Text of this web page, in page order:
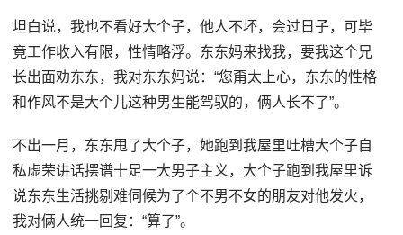
坦白说，我也不看好大个子，他人不坏，会过日子，可毕
竟工作收入有限，性情略浮。东东妈来找我，要我这个兄
长出面劝东东，我对东东妈说：“您甭太上心，东东的性格
和作风不是大个儿这种男生能驾驭的，俩人长不了”。
不出一月，东东甩了大个子，她跑到我屋里吐槽大个子自
私虚荣讲话摆谱十足一大男子主义，大个子跑到我屋里诉
说东东生活挑剔难伺候为了个不男不女的朋友对他发火，
我对俩人统一回复：“算了”。